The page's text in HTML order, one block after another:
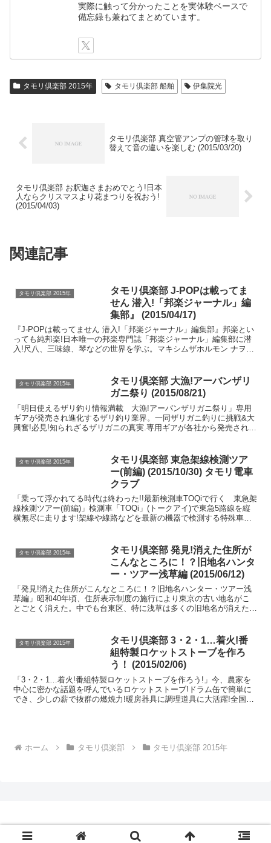
実際に触って分かったことを実体験ベースで
備忘録も兼ねてまとめています。
タモリ倶楽部 2015年 タモリ倶楽部 船舶 伊集院光
タモリ倶楽部 真空管アンプの管球を取り
替えて音の違いを楽しむ (2015/03/20)
タモリ倶楽部 お釈迦さまおめでとう!日本
人ならクリスマスより花まつりを祝おう!
(2015/04/03)
関連記事
タモリ倶楽部 2015年
タモリ倶楽部 J-POPは載ってま
せん 潜入!「邦楽ジャーナル」編
集部』 (2015/04/17)
『J-POPは載ってません 潜入!「邦楽ジャーナル」編集部』邦楽とい
っても純邦楽!日本唯一の邦楽専門誌「邦楽ジャーナル」編集部に潜
入!尺八、三味線、琴などの世界を学ぶ。マキシムザホルモン ナヲ&
タモリ倶楽部 2015年
タモリ倶楽部 大漁!アーバンザリ
ガニ祭り (2015/08/21)
「明日使えるザリ釣り情報満載 大漁!アーバンザリガニ祭り」専用
ギアが発売され進化するザリ釣り業界。一同ザリガニ釣りに挑戦&大
興奮!必見!知られざるザリガニの真実.専用ギアが各社から発売され進
タモリ倶楽部 2015年
タモリ倶楽部 東急架線検測ツア
ー(前編) (2015/10/30) タモリ電車
クラブ
「乗って浮かれてる時代は終わった!!最新検測車TOQiで行く 東急架
線検測ツアー(前編)」検測車「TOQi」(トークアイ)で東急5路線を縦
横無尽に走ります!架線や線路などを最新の機器で検測する特殊車両
タモリ倶楽部 2015年
タモリ倶楽部 発見!消えた住所が
こんなところに！？旧地名ハンタ
ー・ツアー浅草編 (2015/06/12)
「発見!消えた住所がこんなところに！？旧地名ハンター・ツアー浅
草編」昭和40年頃、住所表示制度の施行により東京の古い地名がこ
とごとく消えた。中でも台東区、特に浅草は多くの旧地名が消えた。
タモリ倶楽部 2015年
タモリ倶楽部 3・2・1…着火!番
組特製ロケットストーブを作ろ
う！ (2015/02/06)
「3・2・1…着火!番組特製ロケットストーブを作ろう!」今、農家を
中心に密かな話題を呼んでいるロケットストーブ!ドラム缶で簡単に
でき、少しの薪で抜群の燃焼力!暖房器具に調理道具に大活躍!全国か
ホーム タモリ倶楽部 タモリ倶楽部 2015年
© 2010-2026 Lesson440.